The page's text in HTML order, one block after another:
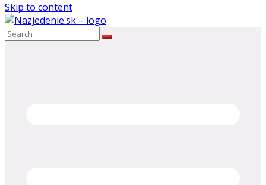
Skip to content